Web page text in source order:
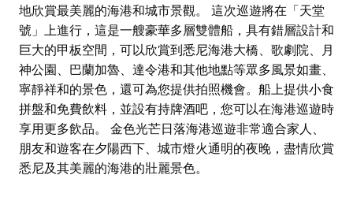
地欣賞最美麗的海港和城市景觀。 這次巡遊將在「天堂
號」上進行，這是一艘豪華多層雙體船，具有錯層設計和
巨大的甲板空間，可以欣賞到悉尼海港大橋、歌劇院、月
神公園、巴蘭加魯、達令港和其他地點等眾多風景如畫、
寧靜祥和的景色，還可為您提供拍照機會。船上提供小食
拼盤和免費飲料，並設有持牌酒吧，您可以在海港巡遊時
享用更多飲品。 金色光芒日落海港巡遊非常適合家人、
朋友和遊客在夕陽西下、城市燈火通明的夜晚，盡情欣賞
悉尼及其美麗的海港的壯麗景色。